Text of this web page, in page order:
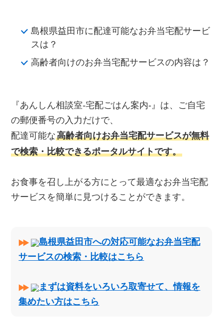
島根県益田市に配達可能なお弁当宅配サービ
スは？
高齢者向けのお弁当宅配サービスの内容は？
『あんしん相談室‐宅配ごはん案内‐』は、ご自宅
の郵便番号の入力だけで、
配達可能な高齢者向けお弁当宅配サービスが無料
で検索・比較できるポータルサイトです。
お食事を召し上がる方にとって最適なお弁当宅配
サービスを簡単に見つけることができます。
島根県益田市への対応可能なお弁当宅配
サービスの検索・比較はこちら
まずは資料をいろいろ取寄せて、情報を
集めたい方はこちら